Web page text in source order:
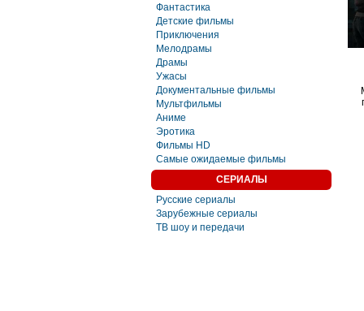
Фaнтастика
Детские фильмы
Приключения
Мелодрамы
Драмы
Ужасы
Документальные фильмы
Мультфильмы
Аниме
Эротика
Фильмы HD
Самые ожидаемые фильмы
СЕРИАЛЫ
Русские сериалы
Зарубежные сериалы
ТВ шоу и передачи